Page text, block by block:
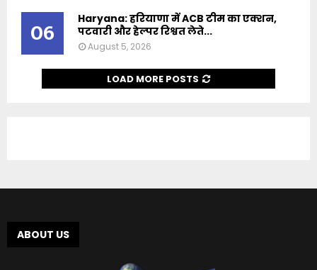
06
Haryana: हरियाणा में ACB टीम का एक्शन,
पटवारी और हेल्पर रिश्वत लेते...
August 5, 2026
LOAD MORE POSTS
ABOUT US